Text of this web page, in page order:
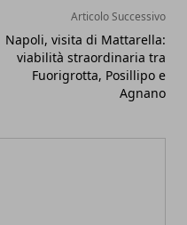
Articolo Successivo
Napoli, visita di Mattarella:
viabilità straordinaria tra
Fuorigrotta, Posillipo e
Agnano